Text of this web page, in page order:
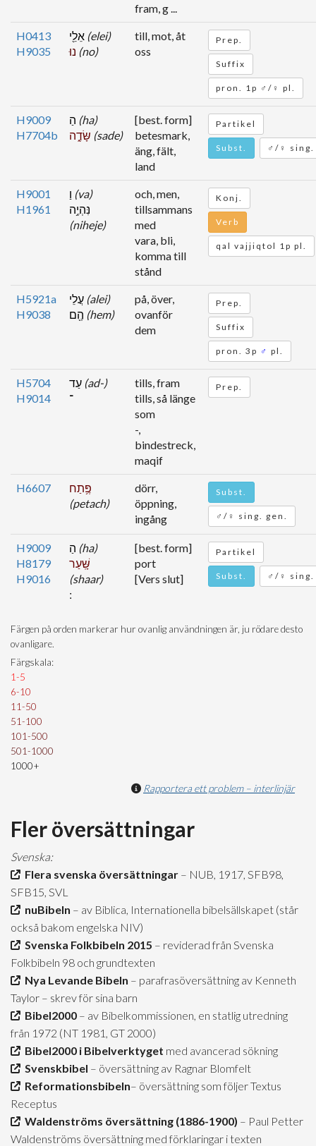
fram, g ...
H0413
H9035
(elei)
(no)
till, mot, åt
oss
Prep.
Suffix
pron. 1p ♂/♀ pl.
H9009
H7704b
(ha)
(sade)
[best. form]
betesmark,
äng, fält,
land
Partikel
Subst. ♂/♀ sing.
H9001
H1961
(va)
נִּהְיֶ֥ה
(niheje)
och, men,
tillsammans
med
vara, bli,
komma till
stånd
Konj.
Verb
qal vajjiqtol 1p pl.
H5921a
H9038
(alei)
(hem)
på, över,
ovanför
dem
Prep.
Suffix
pron. 3p ♂ pl.
H5704
H9014
(ad-)
־
tills, fram
tills, så länge
som
-,
bindestreck,
maqif
Prep.
H6607
פֶּ֥תַח
(petach)
dörr,
öppning,
ingång
Subst.
♂/♀ sing. gen.
H9009
H8179
H9016
(ha)
שָּֽׁעַר
(shaar)
[best. form]
port
[Vers slut]
Partikel
Subst. ♂/♀ sing.
Färgen på orden markerar hur ovanlig användningen är, ju rödare desto
ovanligare.
Färgskala:
1-5
6-10
11-50
51-100
101-500
501-1000
1000+
Rapportera ett problem – interlinjär
Fler översättningar
Svenska:
Flera svenska översättningar – NUB, 1917, SFB98,
SFB15, SVL
nuBibeln – av Biblica, Internationella bibelsällskapet (står
också bakom engelska NIV)
Svenska Folkbibeln 2015 – reviderad från Svenska
Folkbibeln 98 och grundtexten
Nya Levande Bibeln – parafrasöversättning av Kenneth
Taylor – skrev för sina barn
Bibel2000 – av Bibelkommissionen, en statlig utredning
från 1972 (NT 1981, GT 2000)
Bibel2000 i Bibelverktyget med avancerad sökning
Svenskbibel – översättning av Ragnar Blomfelt
Reformationsbibeln– översättning som följer Textus
Receptus
Waldenströms översättning (1886-1900) – Paul Petter
Waldenströms översättning med förklaringar i texten